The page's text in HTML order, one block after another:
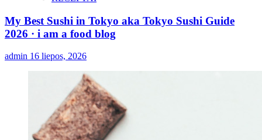
My Best Sushi in Tokyo aka Tokyo Sushi Guide
2026 · i am a food blog
admin 16 liepos, 2026